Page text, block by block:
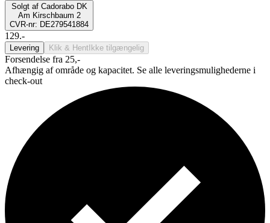
Solgt af Cadorabo DK
Am Kirschbaum 2
CVR-nr: DE279541884
129.-
Levering Klik & Hent Ikke tilgængelig
Forsendelse fra 25,-
Afhængig af område og kapacitet. Se alle leveringsmulighederne i
check-out